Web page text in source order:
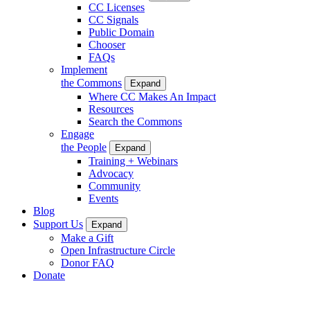
CC Licenses
CC Signals
Public Domain
Chooser
FAQs
Implement
the Commons
Expand
Where CC Makes An Impact
Resources
Search the Commons
Engage
the People
Expand
Training + Webinars
Advocacy
Community
Events
Blog
Support Us
Expand
Make a Gift
Open Infrastructure Circle
Donor FAQ
Donate